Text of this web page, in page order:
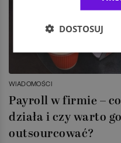
WIADOMOŚCI
Payroll w firmie –
działa i czy warto go
outsourcować?
DOSTOSUJ